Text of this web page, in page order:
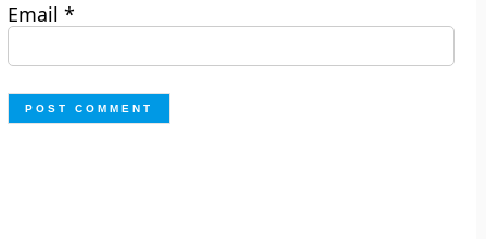
Email*